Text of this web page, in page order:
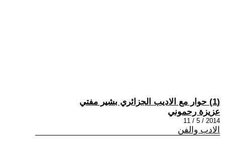
(1) حوار مع الاديب الجزائري بشير مفتي
عزيزة رحموني
2014 / 5 / 11
الادب والفن